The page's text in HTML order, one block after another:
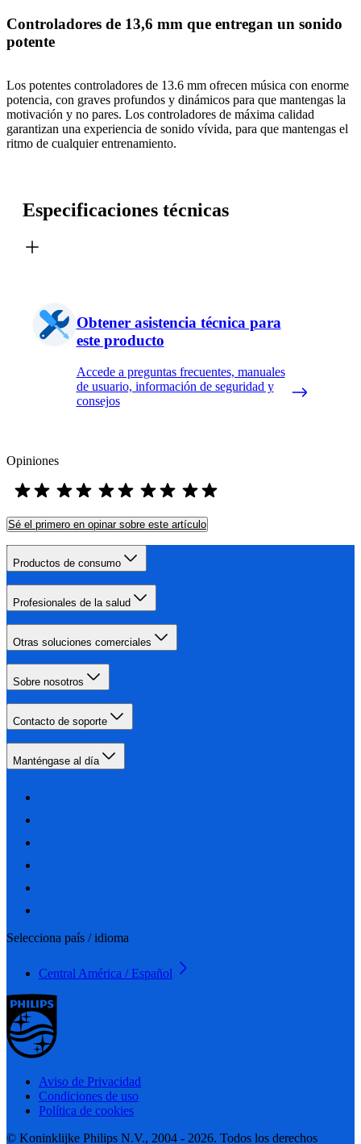
Controladores de 13,6 mm que entregan un sonido
potente
Los potentes controladores de 13.6 mm ofrecen música con enorme
potencia, con graves profundos y dinámicos para que mantengas la
motivación y no pares. Los controladores de máxima calidad
garantizan una experiencia de sonido vívida, para que mantengas el
ritmo de cualquier entrenamiento.
Especificaciones técnicas
Obtener asistencia técnica para
este producto
Accede a preguntas frecuentes, manuales
de usuario, información de seguridad y
consejos
Opiniones
Sé el primero en opinar sobre este artículo
Productos de consumo
Profesionales de la salud
Otras soluciones comerciales
Sobre nosotros
Contacto de soporte
Manténgase al día
Selecciona país / idioma
Central América / Español
Aviso de Privacidad
Condiciones de uso
Política de cookies
© Koninklijke Philips N.V., 2004 - 2026. Todos los derechos